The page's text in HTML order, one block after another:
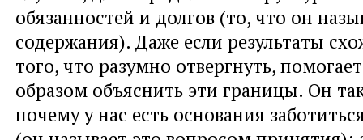
обязанностей и долгов (то, что он
содержания). Даже если результаты
того, что разумно отвергнуть,
образом объяснить эти границы. Он
почему у нас есть основания